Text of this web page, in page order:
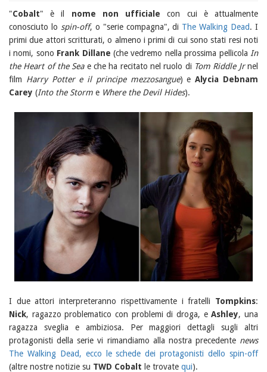
"Cobalt" è il nome non ufficiale con cui è attualmente
conosciuto lo spin-off, o "serie compagna", di The Walking Dead. I
primi due attori scritturati, o almeno i primi di cui sono stati resi noti
i nomi, sono Frank Dillane (che vedremo nella prossima pellicolaIn
the Heart of the Seae che ha recitato nel ruolo di Tom Riddle Jrnel
film Harry Potter e il principe mezzosangue) eAlycia Debnam
Carey (Into the Storm e Where the Devil Hides).
I due attori interpreteranno rispettivamente i fratelli Tompkins:
Nick, ragazzo problematico con problemi di droga, eAshley, una
ragazza sveglia e ambiziosa. Per maggiori dettagli sugli altri
protagonisti della serie vi rimandiamo alla nostra precedente news
The Walking Dead, ecco le schede dei protagonisti dello spin-off
(altre nostre notizie su TWD Cobalt le trovate qui).